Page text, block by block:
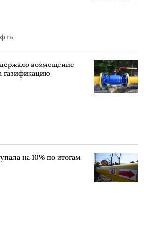
возмещение
газификацию
на 10% по итогам